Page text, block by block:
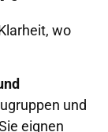
wo
und
eignen